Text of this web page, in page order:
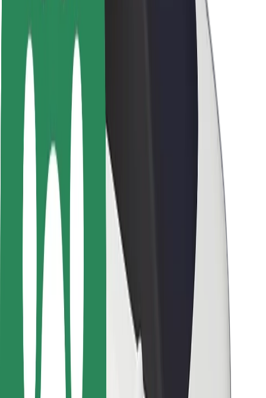
Seguridad para conductores
Seguridad para patinetes
Safety Lab
Ciudades
Dónde estamos
Soluciones para las ciudades
Aeropuertos
Estaciones de carga de Bolt
Soporte
Para usuarios
Para conductores
Para repartidores
Bolt Food
Para propietarios de flota
Para restaurantes
Bolt para empresas
Otros